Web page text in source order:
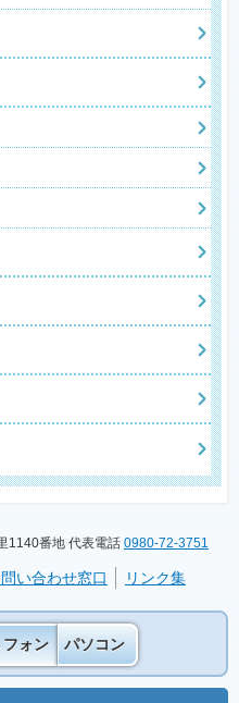
1140番地 代表電話 0980-72-3751
い合わせ窓口 リンク集
フォン パソコン